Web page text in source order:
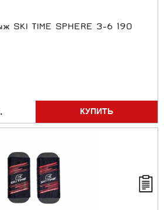
SKI TIME SPHERE 3-6 190